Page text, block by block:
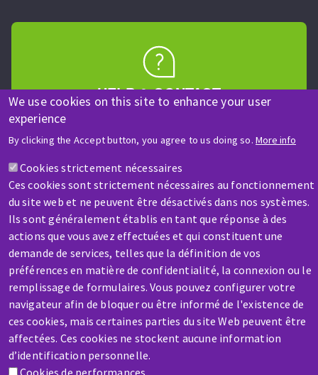
We use cookies on this site to enhance your user
experience
By clicking the Accept button, you agree to us doing so. More info
Cookies strictement nécessaires
Ces cookies sont strictement nécessaires au fonctionnement
du site web et ne peuvent être désactivés dans nos systèmes.
Ils sont généralement établis en tant que réponse à des
actions que vous avez effectuées et qui constituent une
demande de services, telles que la définition de vos
préférences en matière de confidentialité, la connexion ou le
remplissage de formulaires. Vous pouvez configurer votre
navigateur afin de bloquer ou être informé de l'existence de
ces cookies, mais certaines parties du site Web peuvent être
affectées. Ces cookies ne stockent aucune information
d’identification personnelle.
Cookies de performances
HELP & CONTACT
A question? Information about?
SERVICE / REPAIR
A broken machine? Out of order?
Contact-us